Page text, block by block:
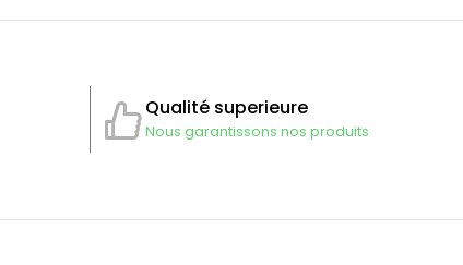
Qualité superieure
Nous garantissons nos produits